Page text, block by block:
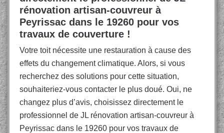
rénovation artisan-couvreur à
Peyrissac dans le 19260 pour vos
travaux de couverture !
Votre toit nécessite une restauration à cause des
effets du changement climatique. Alors, si vous
recherchez des solutions pour cette situation,
souhaiteriez-vous contacter le plus doué. Oui, ne
changez plus d’avis, choisissez directement le
professionnel de JL rénovation artisan-couvreur à
Peyrissac dans le 19260 pour vos travaux de